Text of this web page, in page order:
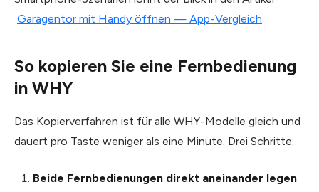
Garagentor mit Handy öffnen — App-Vergleich .
So kopieren Sie eine Fernbedienung
in WHY
Das Kopierverfahren ist für alle WHY-Modelle gleich und
dauert pro Taste weniger als eine Minute. Drei Schritte:
Beide Fernbedienungen direkt aneinander legen